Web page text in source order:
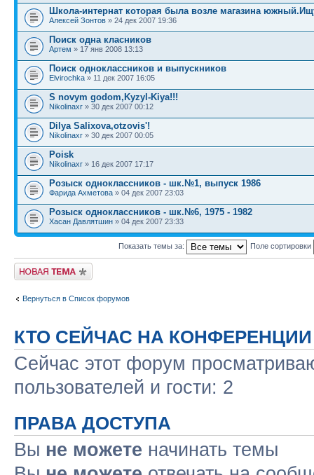
Школа-интернат которая была возле магазина
Алексей Зонтов » 24 дек 2007 19:36
Поиск одна класников
Артем » 17 янв 2008 13:13
Поиск одноклассников и выпускников
Elvirochka » 11 дек 2007 16:05
S novym godom,Kyzyl-Kiya!!!
Nikolinaxr » 30 дек 2007 00:12
Dilya Salixova,otzovis'!
Nikolinaxr » 30 дек 2007 00:05
Poisk
Nikolinaxr » 16 дек 2007 17:17
Розыск одноклассников - шк.№1, выпуск 1986
Фарида Ахметова » 04 дек 2007 23:03
Розыск одноклассников - шк.№6, 1975 - 1982
Хасан Давлятшин » 04 дек 2007 23:33
Показать темы за: Поле сортировки
Новая тема
Вернуться в Список форумов
КТО СЕЙЧАС НА КОНФЕРЕНЦИИ
Сейчас этот форум
пользователей и гости: 2
ПРАВА ДОСТУПА
Вы не можете начинать темы